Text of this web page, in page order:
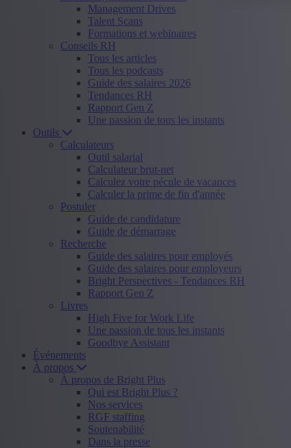
Management Drives
Talent Scans
Formations et webinaires
Conseils RH
Tous les articles
Tous les podcasts
Guide des salaires 2026
Tendances RH
Rapport Gen Z
Une passion de tous les instants
Outils
Calculateurs
Outil salarial
Calculateur brut-net
Calculez votre pécule de vacances
Calculer la prime de fin d'année
Postuler
Guide de candidature
Guide de démarrage
Recherche
Guide des salaires pour employés
Guide des salaires pour employeurs
Bright Perspectives - Tendances RH
Rapport Gen Z
Livres
High Five for Work Life
Une passion de tous les instants
Goodbye Assistant
Événements
À propos
À propos de Bright Plus
Qui est Bright Plus ?
Nos services
RGF staffing
Soutenabilité
Dans la presse